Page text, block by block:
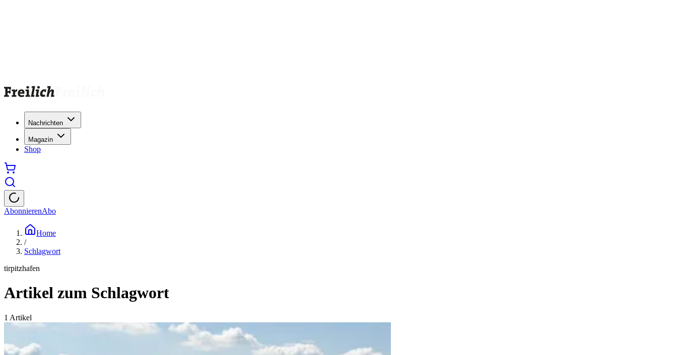
Nachrichten
Magazin
Shop
AbonnierenAbo
Home
/
Schlagwort
tirpitzhafen
Artikel zum Schlagwort
1 Artikel